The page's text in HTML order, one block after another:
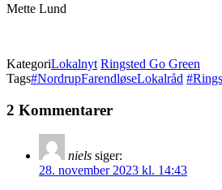
Mette Lund
KategoriLokalnyt Ringsted Go Green
Tags#NordrupFarendløseLokalråd
2 Kommentarer
niels siger:
28. november 2023 kl. 14:43